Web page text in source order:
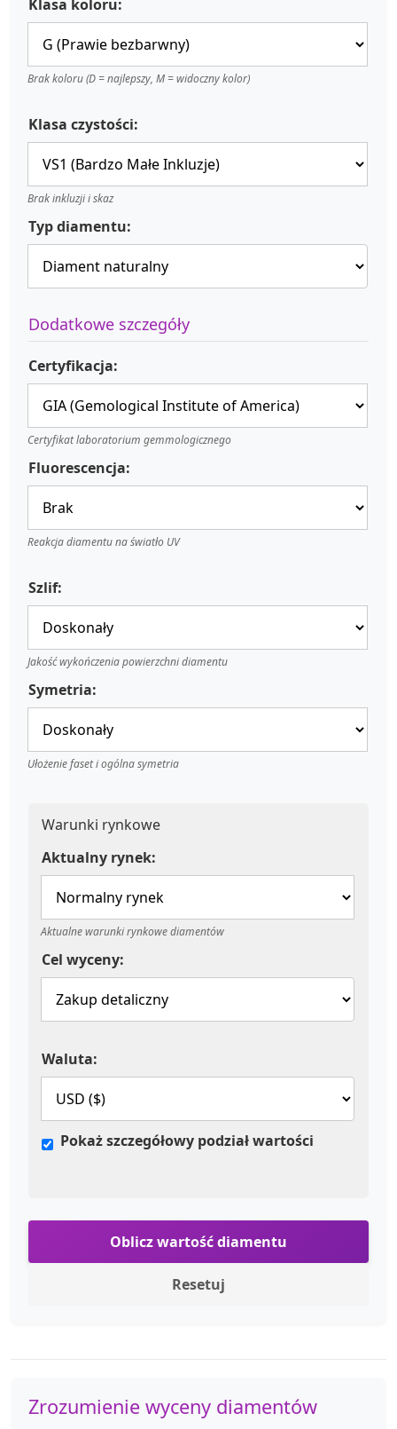
Klasa koloru:
Brak koloru (D = najlepszy, M = widoczny kolor)
Klasa czystości:
Brak inkluzji i skaz
Typ diamentu:
Dodatkowe szczegóły
Certyfikacja:
Certyfikat laboratorium gemmologicznego
Fluorescencja:
Reakcja diamentu na światło UV
Szlif:
Jakość wykończenia powierzchni diamentu
Symetria:
Ułożenie faset i ogólna symetria
Warunki rynkowe
Aktualny rynek:
Aktualne warunki rynkowe diamentów
Cel wyceny:
Waluta:
Pokaż szczegółowy podział wartości
Oblicz wartość diamentu
Resetuj
Zrozumienie wyceny diamentów